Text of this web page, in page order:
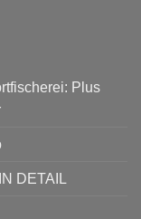
Plus
DETAIL